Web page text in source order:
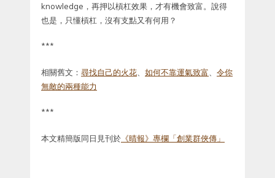
knowledge，再押以槓杠效果，才有機會致富。說得
也是，只懂槓杠，沒有支點又有何用？
***
相關舊文： 尋找自己的火花 如何不靠運氣致富
令你
無敵的兩種能力
***
本文精簡版同日見刊於 《晴報》專欄「創業群俠傳」